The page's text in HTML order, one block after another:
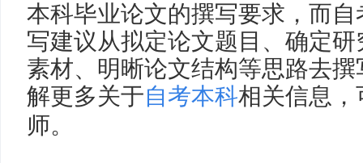
本科毕业论文的撰写要求，而
写建议从拟定论文题目 、确定
素材、明晰论文结构等思路去
解更多关于自考本科相关信息
师。